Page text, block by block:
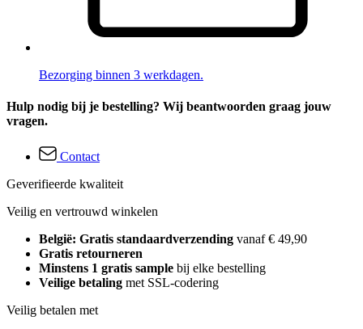
Bezorging binnen 3 werkdagen.
Hulp nodig bij je bestelling? Wij beantwoorden graag jouw
vragen.
Contact
Geverifieerde kwaliteit
Veilig en vertrouwd winkelen
België: Gratis standaardverzending vanaf € 49,90
Gratis retourneren
Minstens 1 gratis sample bij elke bestelling
Veilige betaling met SSL-codering
Veilig betalen met